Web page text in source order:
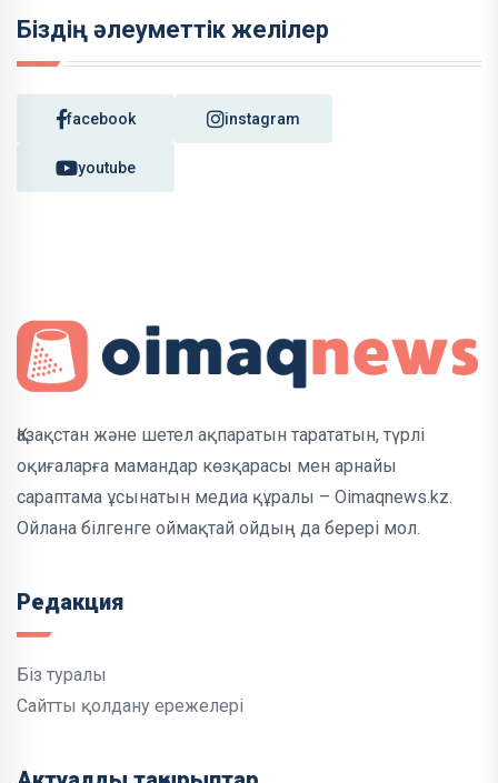
Біздің әлеуметтік желілер
facebook instagram
youtube
Қазақстан және шетел ақпаратын тарататын, түрлі
оқиғаларға мамандар көзқарасы мен арнайы
сараптама ұсынатын медиа құралы – Oimaqnews.kz.
Ойлана білгенге оймақтай ойдың да берері мол.
Редакция
Біз туралы
Сайтты қолдану ережелері